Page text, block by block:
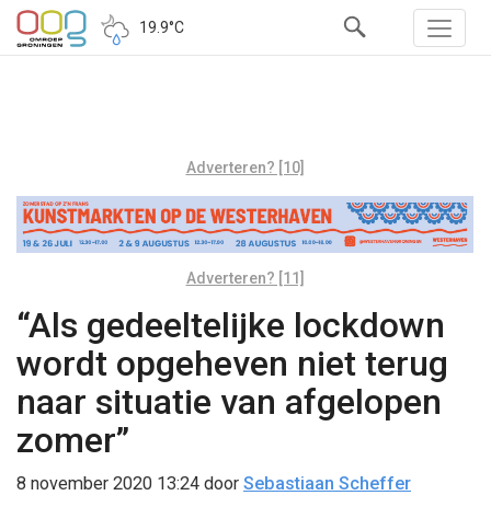
19.9°C
Adverteren? [10]
Adverteren? [11]
“Als gedeeltelijke lockdown
wordt opgeheven niet terug
naar situatie van afgelopen
zomer”
8 november 2020 13:24 door Sebastiaan Scheffer